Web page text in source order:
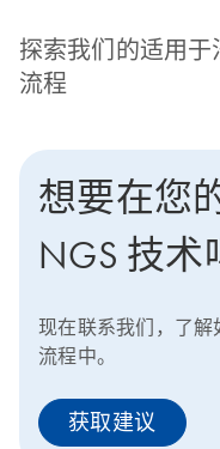
探索我们的适用
流程
想要在您
NGS 技术
现在联系我们，了解
流程中。
获取建议